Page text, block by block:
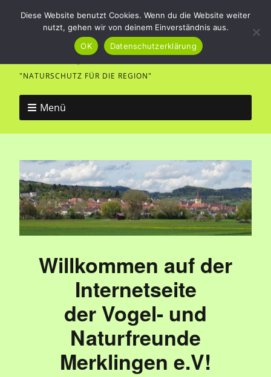
Vogel- und Naturfreunde
Merklingen
"NATURSCHUTZ FÜR DIE REGION"
Menü
Willkommen auf der
Internetseite
der Vogel- und
Naturfreunde
Merklingen e.V!
Diese Website benutzt Cookies. Wenn du die Website weiter
nutzt, gehen wir von deinem Einverständnis aus.
OK
Datenschutzerklärung